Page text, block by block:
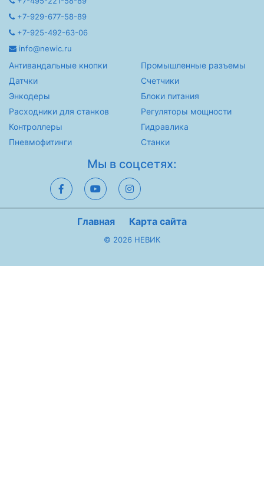
+7-929-677-58-89
+7-925-492-63-06
info@newic.ru
Антивандальные кнопки
Датчки
Энкодеры
Расходники для станков
Контроллеры
Пневмофитинги
Промышленные разъемы
Счетчики
Блоки питания
Регуляторы мощности
Гидравлика
Станки
Мы в соцсетях:
Главная Карта сайта
© 2026 НЕВИК